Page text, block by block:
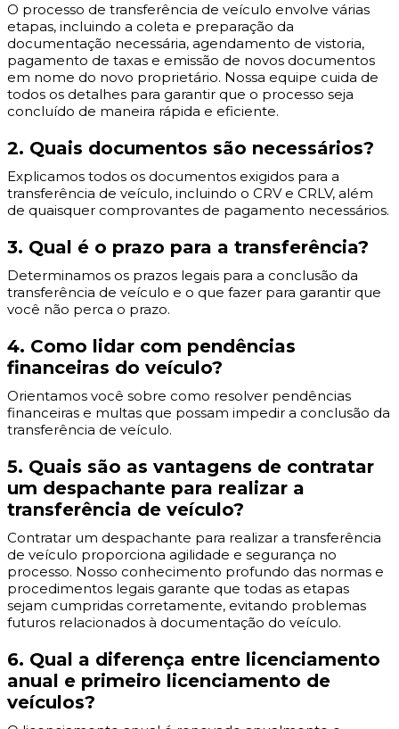
O processo de transferência de veículo envolve várias
etapas, incluindo a coleta e preparação da
documentação necessária, agendamento de vistoria,
pagamento de taxas e emissão de novos documentos
em nome do novo proprietário. Nossa equipe cuida de
todos os detalhes para garantir que o processo seja
concluído de maneira rápida e eficiente.
2. Quais documentos são necessários?
Explicamos todos os documentos exigidos para a
transferência de veículo, incluindo o CRV e CRLV, além
de quaisquer comprovantes de pagamento necessários.
3. Qual é o prazo para a transferência?
Determinamos os prazos legais para a conclusão da
transferência de veículo e o que fazer para garantir que
você não perca o prazo.
4. Como lidar com pendências
financeiras do veículo?
Orientamos você sobre como resolver pendências
financeiras e multas que possam impedir a conclusão da
transferência de veículo.
5. Quais são as vantagens de contratar
um despachante para realizar a
transferência de veículo?
Contratar um despachante para realizar a transferência
de veículo proporciona agilidade e segurança no
processo. Nosso conhecimento profundo das normas e
procedimentos legais garante que todas as etapas
sejam cumpridas corretamente, evitando problemas
futuros relacionados à documentação do veículo.
6. Qual a diferença entre licenciamento
anual e primeiro licenciamento de
veículos?